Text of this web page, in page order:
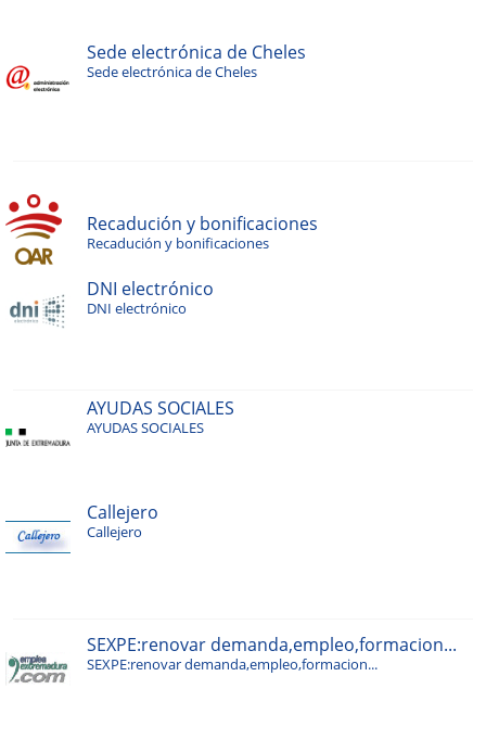
Sede electrónica de Cheles
Sede electrónica de Cheles
Recadución y bonificaciones
Recadución y bonificaciones
DNI electrónico
DNI electrónico
AYUDAS SOCIALES
AYUDAS SOCIALES
Callejero
Callejero
SEXPE:renovar demanda,empleo,formacion...
SEXPE:renovar demanda,empleo,formacion...